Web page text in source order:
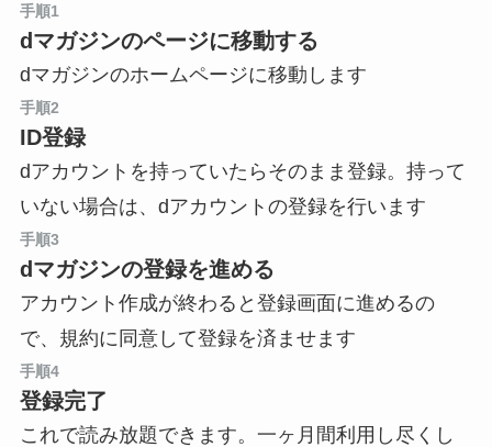
etc.
手順1
dマガジンのページに移動する
dマガジンのホームページに移動します
手順2
ID登録
dアカウントを持っていたらそのまま登録。持って
いない場合は、dアカウントの登録を行います
手順3
dマガジンの登録を進める
アカウント作成が終わると登録画面に進めるの
で、規約に同意して登録を済ませます
手順4
登録完了
これで読み放題できます。一ヶ月間利用し尽くし